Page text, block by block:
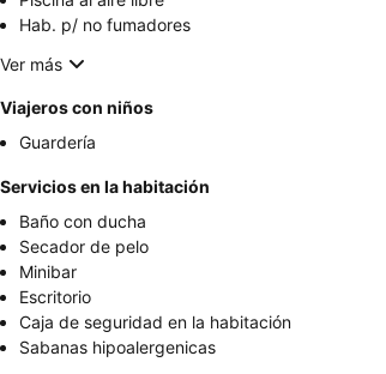
Hab. p/ no fumadores
Ver más
Viajeros con niños
Guardería
Servicios en la habitación
Baño con ducha
Secador de pelo
Minibar
Escritorio
Caja de seguridad en la habitación
Sabanas hipoalergenicas